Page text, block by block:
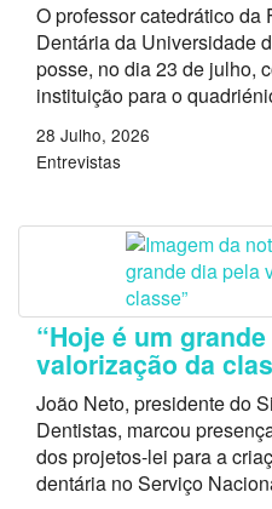
O professor catedrático
Dentária da Universidade
posse, no dia 23 de julho,
instituição para o
28 Julho, 2026
Entrevistas
“Hoje é um
valorização da
João Neto, presidente do
Dentistas, marcou
dos projetos-lei para a
dentária no Serviço